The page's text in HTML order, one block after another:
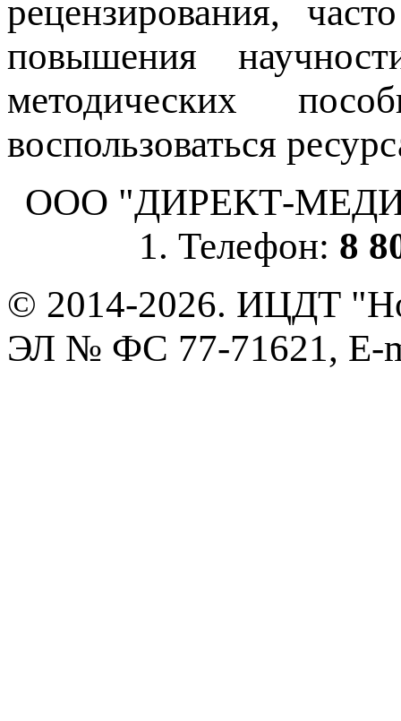
рецензирования,
повышения
методических
воспользоваться
ООО "ДИРЕКТ-
1. Телефон: 8
© 2014-2026. ИЦДТ
ЭЛ № ФС 77-71621, E-